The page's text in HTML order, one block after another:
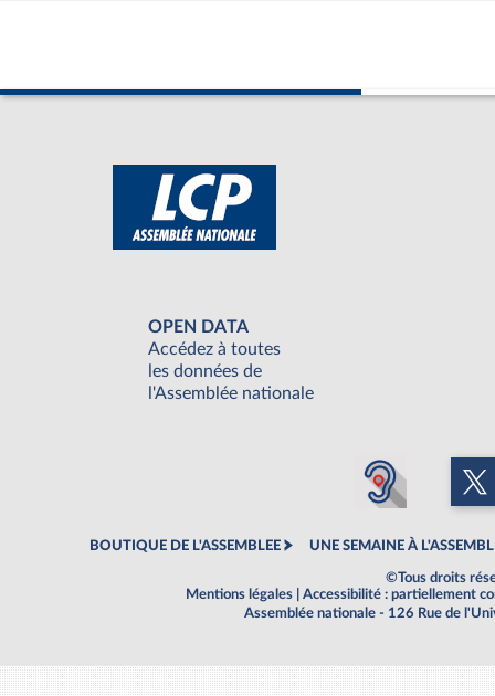
OPEN DATA
Accédez à toutes
les données de
l'Assemblée nationale
BOUTIQUE DE L'ASSEMBLEE UNE SEMAINE À
©Tous droits
Mentions légales
Accessibilité : partiellement
Assemblée nationale - 126 Rue de